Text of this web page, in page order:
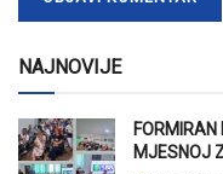
NAJNOVIJE
MJESNOJ